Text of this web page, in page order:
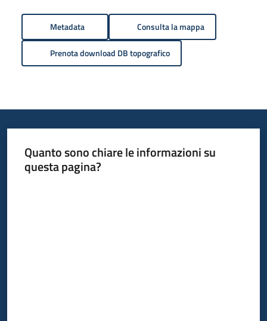
Metadata Consulta la mappa
Prenota download DB topografico
Quanto sono chiare le informazioni su
questa pagina?